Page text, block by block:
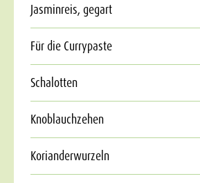
Jasminreis, gegart
Für die Currypaste
Schalotten
Knoblauchzehen
Korianderwurzeln